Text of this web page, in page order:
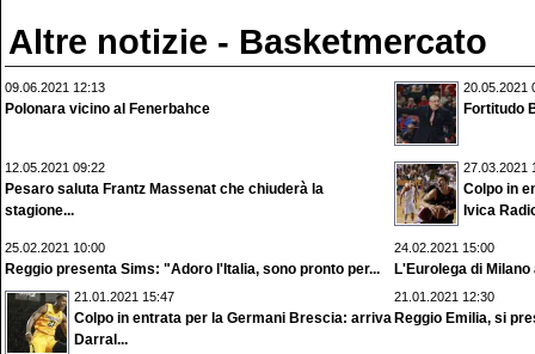
Altre notizie - Basketmercato
09.06.2021 12:13
Polonara vicino al Fenerbahce
20.05.2021
Fortitudo
12.05.2021 09:22
Pesaro saluta Frantz Massenat che chiuderà la
stagione...
27.03.2021
Colpo in
Ivica
25.02.2021 10:00
Reggio presenta Sims: "Adoro l'Italia, sono pronto per...
24.02.2021 15:00
L'Eurolega di
21.01.2021 15:47
Colpo in entrata per la Germani Brescia: arriva
Darral...
21.01.2021 12:30
Reggio Emilia, si